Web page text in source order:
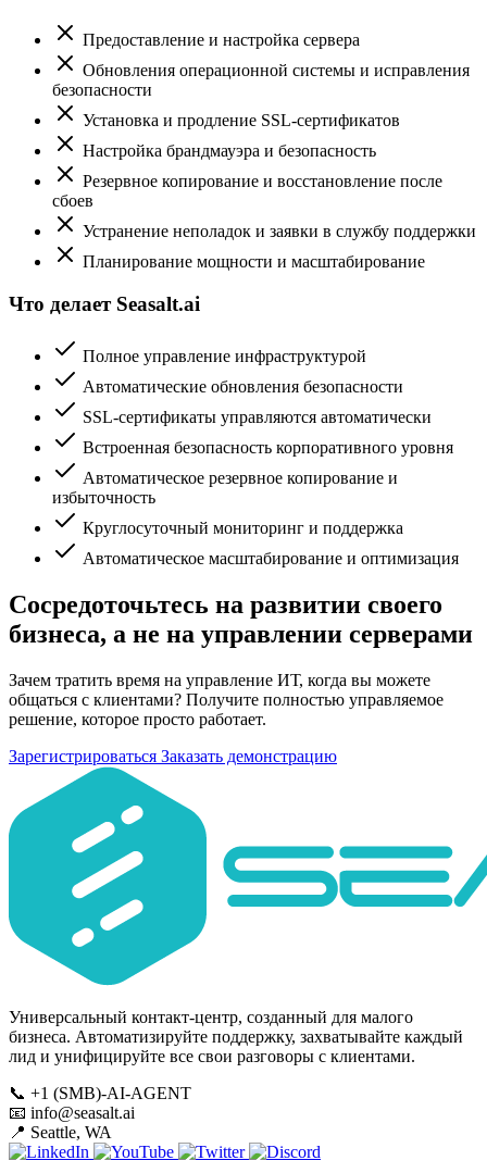
Предоставление и настройка сервера
Обновления операционной системы и исправления
безопасности
Установка и продление SSL-сертификатов
Настройка брандмауэра и безопасность
Резервное копирование и восстановление после
сбоев
Устранение неполадок и заявки в службу поддержки
Планирование мощности и масштабирование
Что делает Seasalt.ai
Полное управление инфраструктурой
Автоматические обновления безопасности
SSL-сертификаты управляются автоматически
Встроенная безопасность корпоративного уровня
Автоматическое резервное копирование и
избыточность
Круглосуточный мониторинг и поддержка
Автоматическое масштабирование и оптимизация
Сосредоточьтесь на развитии своего
бизнеса, а не на управлении серверами
Зачем тратить время на управление ИТ, когда вы можете
общаться с клиентами? Получите полностью управляемое
решение, которое просто работает.
Зарегистрироваться Заказать демонстрацию
Универсальный контакт-центр, созданный для малого
бизнеса. Автоматизируйте поддержку, захватывайте каждый
лид и унифицируйте все свои разговоры с клиентами.
📞 +1 (SMB)-AI-AGENT
📧 info@seasalt.ai
📍 Seattle, WA